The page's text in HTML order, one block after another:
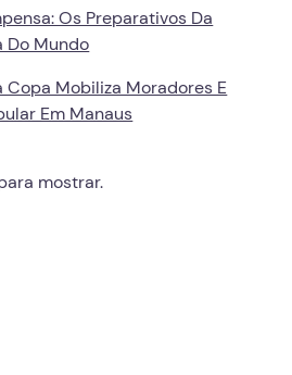
Os Preparativos Da
Do Mundo
Copa Mobiliza Moradores E
Em Manaus
mostrar.